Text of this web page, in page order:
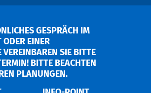
GESPRÄCH IM
EINER
SIE BITTE V
BITTE BEACHTEN S
PLANUNGEN.